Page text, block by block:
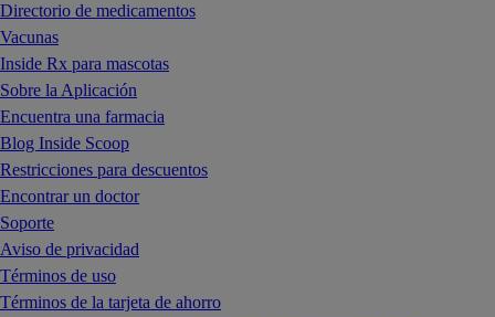
Directorio de medicamentos
Vacunas
Inside Rx para mascotas
Sobre la Aplicación
Encuentra una farmacia
Blog Inside Scoop
Restricciones para descuentos
Encontrar un doctor
Soporte
Aviso de privacidad
Términos de uso
Términos de la tarjeta de ahorro